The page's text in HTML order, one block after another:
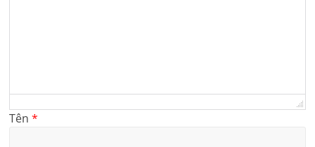
Tên*